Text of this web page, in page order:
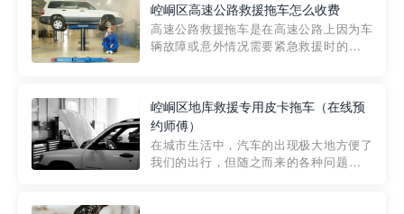
细解析一下市区事故救援拖车的收费标
准，以及在选用拖车服务时应注...
崆峒区高速公路救援拖车怎么收费
高速公路救援拖车是在高速公路上因为车
辆故障或意外情况需要紧急救援时的必备
路救援拖车的收费标准是由当地交通管理
部门制定的。起步价通...
崆峒区地库救援专用皮卡拖车（在线预
约师傅）
在城市生活中，汽车的出现极大地方便了
我们的出行，但随之而来的各种问题也让